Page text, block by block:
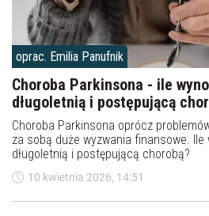
oprac. Emilia Panufnik
Choroba Parkinsona - ile
długoletnią i postępującą
Choroba Parkinsona oprócz
za sobą duże wyzwania finansowe.
długoletnią i postępującą chorobą?
10 kwietnia 2026, 14:51